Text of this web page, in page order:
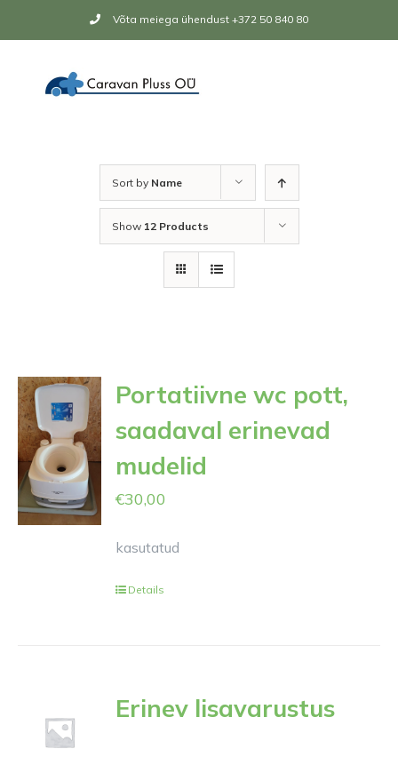
to
Võta meiega ühendust +372 50 840 80
Sort by Name
Show 12 Products
Portatiivne wc pott,
saadaval erinevad
mudelid
€30,00
kasutatud
Details
Erinev lisavarustus